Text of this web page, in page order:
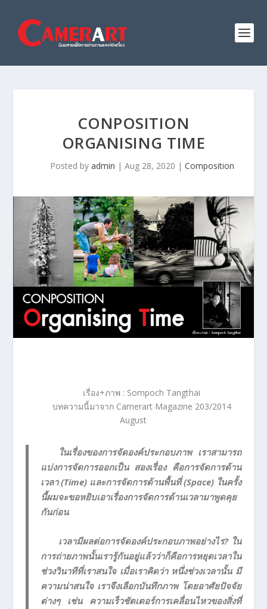
CONPOSITION
ORGANISING TIME
Posted by admin | Aug 28, 2020 | Composition
เรื่อง+ภาพ : Sompoch Tangthai
บทความนี้มาจาก Camerart Magazine 203/2014
August
ในเรื่องของการจัดองค์ประกอบภาพ เราสามารถ
แบ่งการจัดการออกเป็น สองเรื่อง คือการจัดการด้าน
เวลา (Time) และการจัดการด้านพื้นที่ (Space) ในครั้ง
นี้ผมจะขอหยิบเอาเรื่องการจัดการด้านเวลามาพูดคุย
กันก่อน
เวลามีผลต่อการจัดองค์ประกอบภาพอย่างไร? ใน
การถ่ายภาพนั้นเรารู้กันอยู่แล้วว่าก็คือการหยุดเวลาใน
ช่วงวินาทีที่เราสนใจ เมื่อเราคิดว่า หนึ่งช่วงเวลานั้น มี
ความน่าสนใจ เราจึงเลือกบันทึกภาพ โดยอาศัยปัจจัย
ต่างๆ เช่น ความเร็วชัตเตอร์การเคลื่อนไหวของสิ่งที่